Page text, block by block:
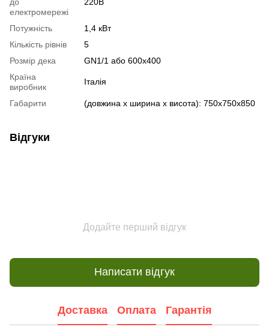
електромережі
Потужність
1,4 кВт
Кількість рівнів
5
Розмір дека
GN1/1 або 600x400
Країна
виробник
Італія
Габарити (довжина х ширина х висота): 750х750х850
Відгуки
Додайте перший відгук
Написати відгук
Доставка Оплата Гарантія